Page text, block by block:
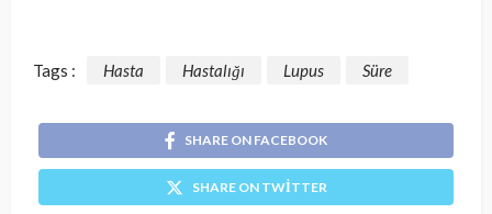
Tags : Hasta Hastalığı Lupus Süre
SHARE ON FACEBOOK
SHARE ON TWITTER